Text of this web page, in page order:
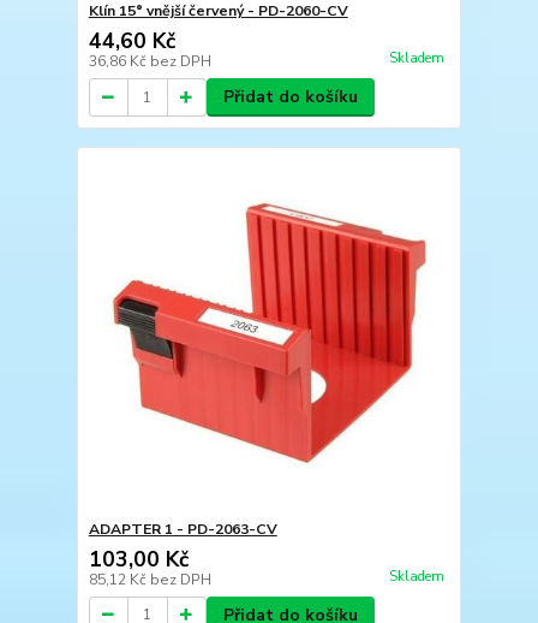
Klín 15° vnější červený - PD-2060-CV
44,60 Kč
36,86 Kč bez DPH Skladem
Přidat do košíku
ADAPTER 1 - PD-2063-CV
103,00 Kč
85,12 Kč bez DPH Skladem
Přidat do košíku